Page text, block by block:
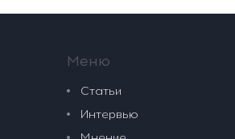
Меню
Статьи
Интервью